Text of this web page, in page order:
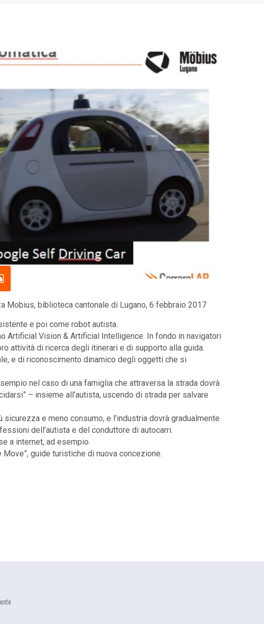
Mobius, biblioteca cantonale di Lugano, 6 febbraio 2017
e poi come robot autista.
Artificial Vision & Artificial Intelligence. In fondo in navigatori
attività di ricerca degli itinerari e di supporto alla guida.
e di riconoscimento dinamico degli oggetti che si
nel caso di una famiglia che attraversa la strada dovrà
– insieme all’autista, uscendo di strada per salvare
e meno consumo, e l’industria dovrà gradualmente
dell’autista e del conduttore di autocarri.
a internet, ad esempio.
guide turistiche di nuova concezione.
Beyond Big Tech:
workshop at EuroPCom
3 Giugno 2026
Oltre le Big Tech –